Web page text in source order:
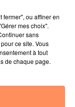
2023 !
retrouver
fermer", ou affiner en
mes choix".
sans
ce site. Vous
à tout
de chaque page.